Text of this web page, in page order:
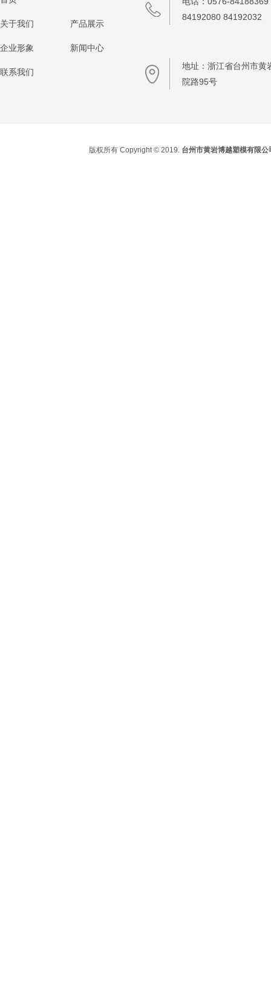
关于我们 产品展示
企业形象 新闻中心
联系我们
84192080 84192032
地址：浙江省台州市黄
院路95号
版权所有 Copyright © 2019. 台州市黄岩博越塑模有限公